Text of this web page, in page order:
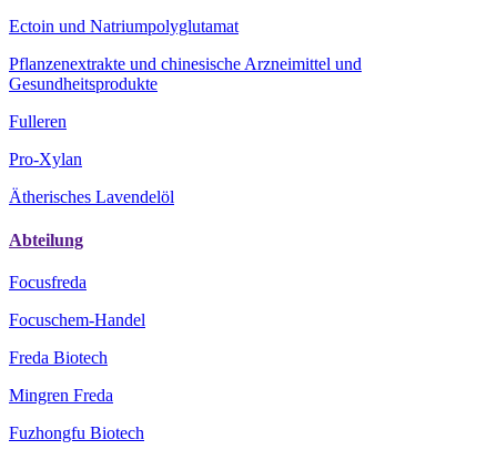
Ectoin und Natriumpolyglutamat
Pflanzenextrakte und chinesische Arzneimittel und
Gesundheitsprodukte
Fulleren
Pro-Xylan
Ätherisches Lavendelöl
Abteilung
Focusfreda
Focuschem-Handel
Freda Biotech
Mingren Freda
Fuzhongfu Biotech